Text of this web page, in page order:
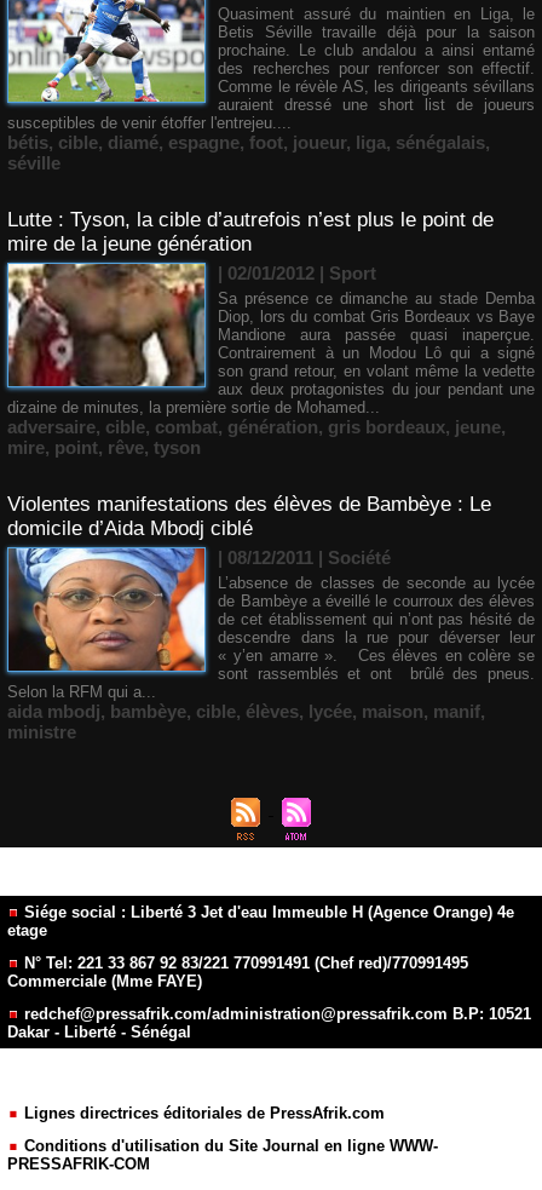
Quasiment assuré du maintien en Liga, le
Betis Séville travaille déjà pour la saison
prochaine. Le club andalou a ainsi entamé
des recherches pour renforcer son effectif.
Comme le révèle AS, les dirigeants sévillans
auraient dressé une short list de joueurs
susceptibles de venir étoffer l'entrejeu....
bétis, cible, diamé, espagne, foot, joueur, liga, sénégalais,
séville
Lutte : Tyson, la cible d’autrefois n’est plus le point de
mire de la jeune génération
| 02/01/2012 | Sport
Sa présence ce dimanche au stade Demba
Diop, lors du combat Gris Bordeaux vs Baye
Mandione aura passée quasi inaperçue.
Contrairement à un Modou Lô qui a signé
son grand retour, en volant même la vedette
aux deux protagonistes du jour pendant une
dizaine de minutes, la première sortie de Mohamed...
adversaire, cible, combat, génération, gris bordeaux, jeune,
mire, point, rêve, tyson
Violentes manifestations des élèves de Bambèye : Le
domicile d’Aida Mbodj ciblé
| 08/12/2011 | Société
L’absence de classes de seconde au lycée
de Bambèye a éveillé le courroux des élèves
de cet établissement qui n’ont pas hésité de
descendre dans la rue pour déverser leur
« y’en amarre ». Ces élèves en colère se
sont rassemblés et ont brûlé des pneus.
Selon la RFM qui a...
aida mbodj, bambèye, cible, élèves, lycée, maison, manif,
ministre
Siége social : Liberté 3 Jet d'eau Immeuble H (Agence Orange) 4e
etage
N° Tel: 221 33 867 92 83/221 770991491 (Chef red)/770991495
Commerciale (Mme FAYE)
redchef@pressafrik.com/administration@pressafrik.com B.P: 10521
Dakar - Liberté - Sénégal
Lignes directrices éditoriales de PressAfrik.com
Conditions d'utilisation du Site Journal en ligne WWW-
PRESSAFRIK-COM